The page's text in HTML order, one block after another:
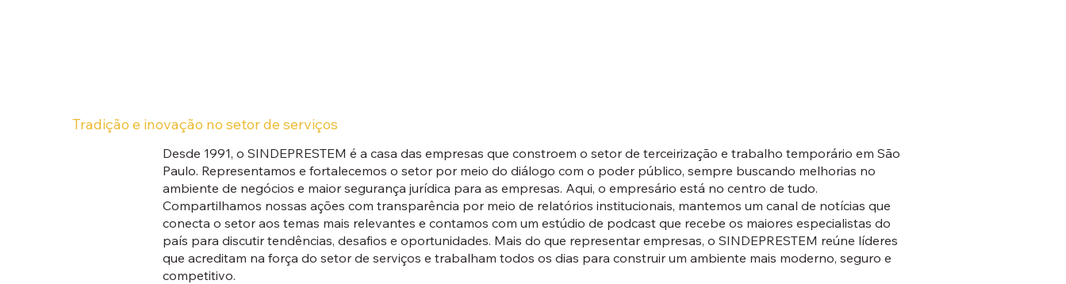
Tradição e inovação no setor de serviços
Desde 1991, o SINDEPRESTEM é a casa das empresas que constroem o setor de terceirização e trabalho temporário em São
Paulo. Representamos e fortalecemos o setor por meio do diálogo com o poder público, sempre buscando melhorias no
ambiente de negócios e maior segurança jurídica para as empresas. Aqui, o empresário está no centro de tudo.
Compartilhamos nossas ações com transparência por meio de relatórios institucionais, mantemos um canal de notícias que
conecta o setor aos temas mais relevantes e contamos com um estúdio de podcast que recebe os maiores especialistas do
país para discutir tendências, desafios e oportunidades. Mais do que representar empresas, o SINDEPRESTEM reúne líderes
que acreditam na força do setor de serviços e trabalham todos os dias para construir um ambiente mais moderno, seguro e
competitivo.